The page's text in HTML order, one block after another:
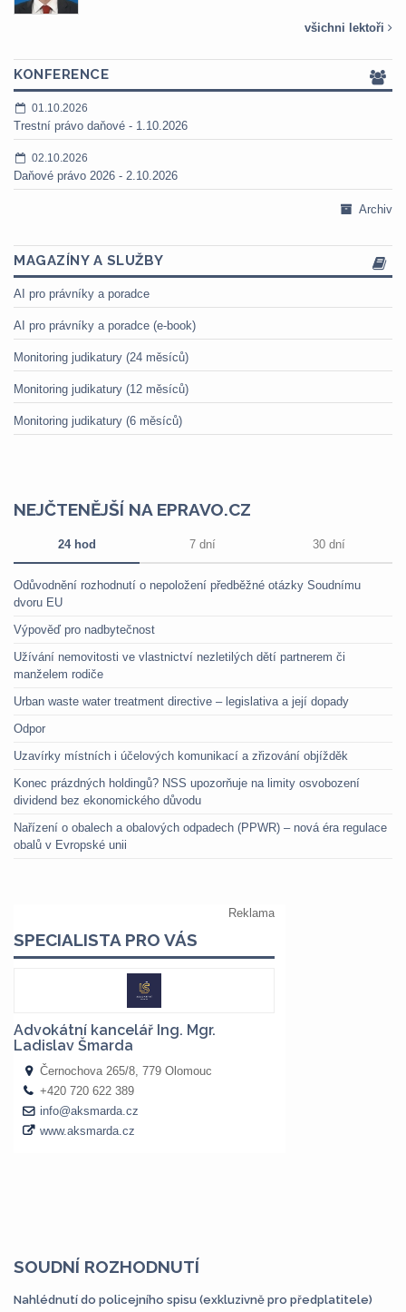
všichni lektoři
KONFERENCE
01.10.2026
Trestní právo daňové - 1.10.2026
02.10.2026
Daňové právo 2026 - 2.10.2026
Archiv
MAGAZÍNY A SLUŽBY
AI pro právníky a poradce
AI pro právníky a poradce (e-book)
Monitoring judikatury (24 měsíců)
Monitoring judikatury (12 měsíců)
Monitoring judikatury (6 měsíců)
NEJČTENĚJŠÍ NA EPRAVO.CZ
24 hod 7 dní 30 dní
Odůvodnění rozhodnutí o nepoložení předběžné otázky Soudnímu
dvoru EU
Výpověď pro nadbytečnost
Užívání nemovitosti ve vlastnictví nezletilých dětí partnerem či
manželem rodiče
Urban waste water treatment directive – legislativa a její dopady
Odpor
Uzavírky místních i účelových komunikací a zřizování objížděk
Konec prázdných holdingů? NSS upozorňuje na limity osvobození
dividend bez ekonomického důvodu
Nařízení o obalech a obalových odpadech (PPWR) – nová éra regulace
obalů v Evropské unii
SOUDNÍ ROZHODNUTÍ
Nahlédnutí do policejního spisu (exkluzivně pro předplatitele)